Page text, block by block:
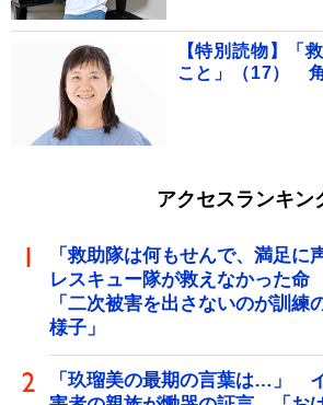
【特別読物】「
こと」（17）
アクセスランキン
「救助隊は何もせんで、満足に
レスキュー隊が救えなかった
「二次被害を出さないのが訓練
様子」
「玖瑠美の最期の言葉は…」